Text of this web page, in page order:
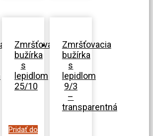
Zmršťovacia
bužírka
s
lepidlom
25/10
Pridať do
Zmršťovacia
bužírka
s
lepidlom
9/3
–
transparentná